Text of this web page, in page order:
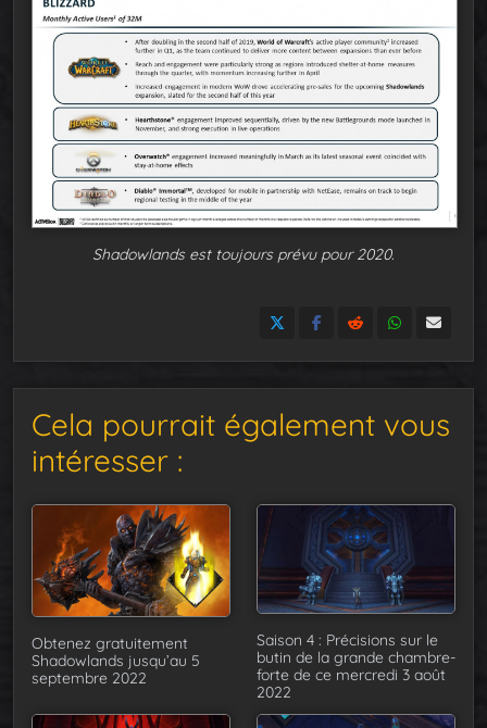
Shadowlands est toujours prévu pour 2020.
Cela pourrait également vous
intéresser :
Obtenez gratuitement
Shadowlands jusqu’au 5
septembre 2022
Saison 4 : Précisions sur le
butin de la grande chambre-
forte de ce mercredi 3 août
2022